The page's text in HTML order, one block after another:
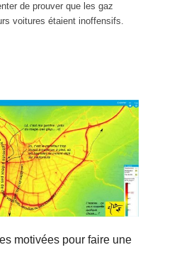
de prouver que les gaz
voitures étaient inoffensifs.
motivées pour faire une